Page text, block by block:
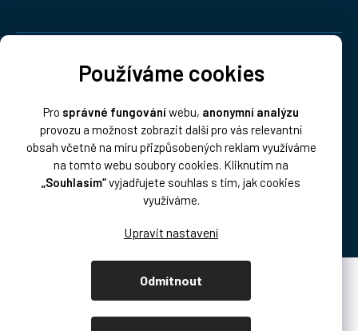
Používáme cookies
Pro správné fungováníwebu, anonymní analýzu
provozu a možnost zobrazit další pro vás relevantní
obsah včetně na míru přizpůsobených reklam využíváme
na tomto webu soubory cookies. Kliknutím na
„Souhlasím“vyjadřujete souhlas s tím, jak cookies
využíváme.
Odmítnout
Platba:
Vytvořil Shoptet Premium
Copyright 2026 . Všechna práva vyhrazena.